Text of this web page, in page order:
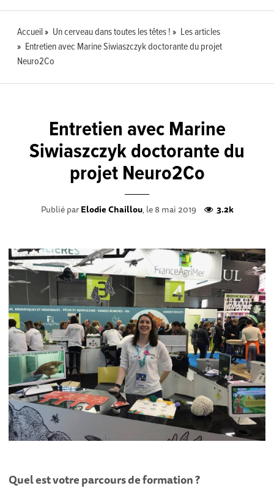
Accueil Un cerveau dans toutes les têtes !
Les articles
Entretien avec Marine Siwiaszczyk doctorante du projet
Neuro2Co
Entretien avec Marine
Siwiaszczyk doctorante du
projet Neuro2Co
Publié parElodie Chaillou, le 8 mai 2019 3.2k
Quel est votre parcours de formation ?